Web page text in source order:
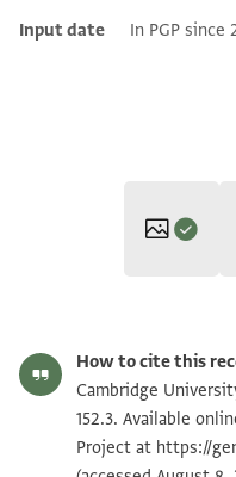
Input date
In PGP since
S. D. Goitein's unpublished
א זו ומסך . [
נצף וזן ס
T-S AS 152.3 1r
Image Permissions
How to cite this
Cambridge
152.3. Available
Project at https://